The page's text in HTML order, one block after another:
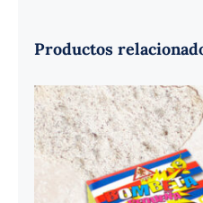
Productos